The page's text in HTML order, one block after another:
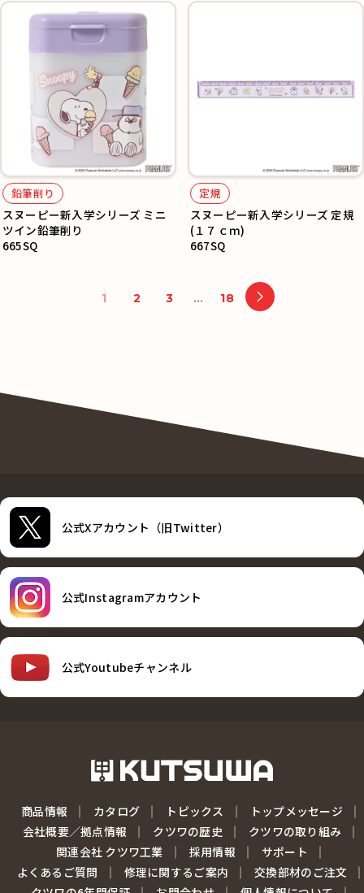
鉛筆削り
スヌーピー新入学シリーズ ミニ
ツイン鉛筆削り
665SQ
定規
スヌーピー新入学シリーズ 定規
(１７ｃｍ)
667SQ
1 2 3 … 18
公式Xアカウント（旧Twitter）
公式Instagramアカウント
公式Youtubeチャンネル
商品情報 カタログ トピックス
トップメッセージ
会社概要／拠点情報
クツワの歴史
クツワの取り組み
関連会社 クツワ工業
採用情報
サポート
よくあるご質問
修理に関するご案内
交換部材のご注文